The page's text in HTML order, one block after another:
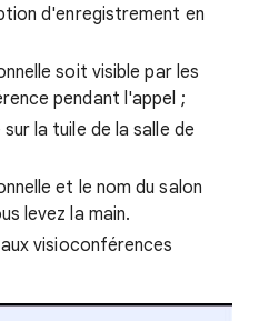
d'enregistrement en
soit visible par les
pendant l'appel ;
la tuile de la salle de
et le nom du salon
levez la main.
visioconférences